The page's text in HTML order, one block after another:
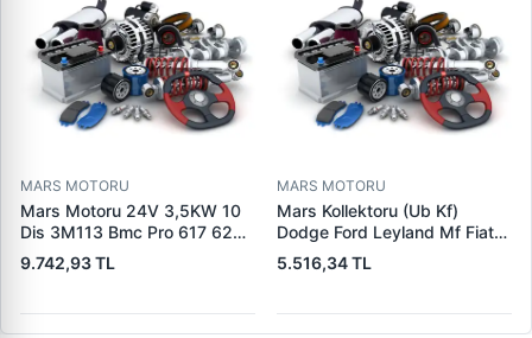
MARS MOTORU
Mars Motoru 24V 3,5KW 10
Dis 3M113 Bmc Pro 617 620
(619 240 36 619 240 46
Yerine) | LUCAS 619 241 46
9.742,93 TL
MARS MOTORU
Mars Kollektoru (Ub Kf)
Dodge Ford Leyland Mf Fiat
Trans | MAKO 72313941 |
OEM 72313941
5.516,34 TL